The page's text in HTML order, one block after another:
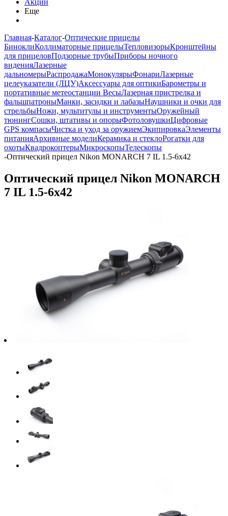
Акции
Еще
Главная-Каталог-Оптические прицелы
БиноклиКоллиматорные прицелыТепловизорыКронштейны
для прицеловПодзорные трубыПриборы ночного
виденияЛазерные
дальномерыРаспродажаМонокулярыФонариЛазерные
целеуказатели (ЛЦУ)Аксессуары для оптикиБарометры и
портативные метеостанции ВесыЛазерная пристрелка и
фальшпатроныМанки, засидки и лабазыНаушники и очки для
стрельбыНожи, мультитулы и инструментыОружейный
тюнингСошки, штативы и опорыФотоловушкиЦифровые
GPS компасыЧистка и уход за оружиемЭкипировкаЭлементы
питанияАрхивные моделиКерамика и стеклоРогатки для
охотыКвадрокоптерыМикроскопыТелескопы
-Оптический прицел Nikon MONARCH 7 IL 1.5-6x42
Оптический прицел Nikon MONARCH
7 IL 1.5-6x42